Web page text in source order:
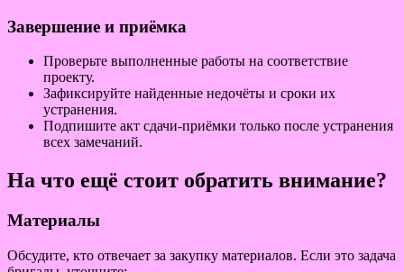
Завершение и приёмка
Проверьте выполненные работы на соответствие
проекту.
Зафиксируйте найденные недочёты и сроки их
устранения.
Подпишите акт сдачи-приёмки только после устранения
всех замечаний.
На что ещё стоит обратить внимание?
Материалы
Обсудите, кто отвечает за закупку материалов. Если это задача